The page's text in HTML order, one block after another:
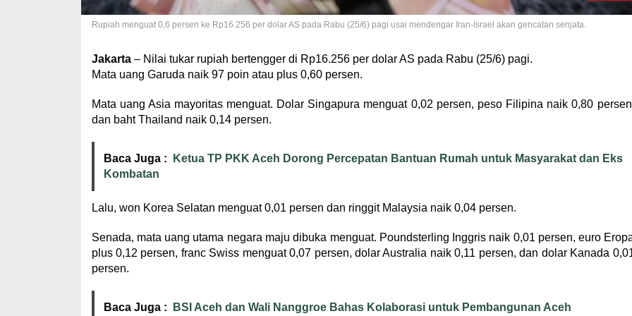
Rupiah menguat 0,6 persen ke Rp16.256 per dolar AS pada Rabu (25/6) pagi usai mendengar Iran-Israel akan gencatan senjata.
Jakarta– Nilai tukar rupiah bertengger di Rp16.256 per dolar AS pada Rabu (25/6) pagi.
Mata uang Garuda naik 97 poin atau plus 0,60 persen.
Mata uang Asia mayoritas menguat. Dolar Singapura menguat 0,02 persen, peso Filipina naik 0,80
dan baht Thailand naik 0,14 persen.
Baca Juga :
Ketua TP PKK Aceh Dorong Percepatan Bantuan Rumah untuk Masyarakat dan Eks
Kombatan
Lalu, won Korea Selatan menguat 0,01 persen dan ringgit Malaysia naik 0,04 persen.
Senada, mata uang utama negara maju dibuka menguat. Poundsterling Inggris naik 0,01 persen, euro
plus 0,12 persen, franc Swiss menguat 0,07 persen, dolar Australia naik 0,11 persen, dan dolar Kanada
persen.
Baca Juga : BSI Aceh dan Wali Nanggroe Bahas Kolaborasi untuk Pembangunan Aceh